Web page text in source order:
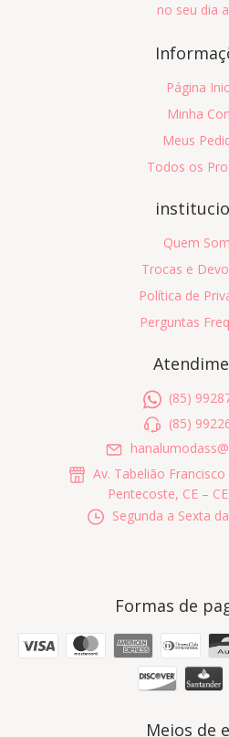
no seu dia
Página
Minha
Meus
Todos os
Quem
Trocas e
Política de
Perguntas
(85)
(85)
Av. Tabelião
Pentecoste, CE –
Segunda a Sexta
Formas de
Meios de